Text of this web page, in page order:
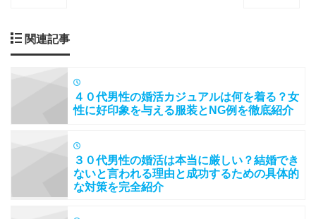
関連記事
４０代男性の婚活カジュアルは何を着る？女
性に好印象を与える服装とNG例を徹底紹介
３０代男性の婚活は本当に厳しい？結婚でき
ないと言われる理由と成功するための具体的
な対策を完全紹介